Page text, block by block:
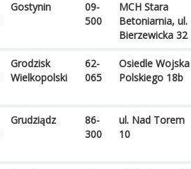
Gostynin
09-
500
MCH Stara
Betoniarnia, ul.
Bierzewicka 32
Grodzisk
Wielkopolski
62-
065
Osiedle Wojska
Polskiego 18b
Grudziądz
86-
300
ul. Nad Torem
10